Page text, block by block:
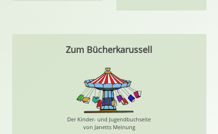
Zum Bücherkarussell
Der Kinder- und Jugendbuchseite
von Janetts Meinung